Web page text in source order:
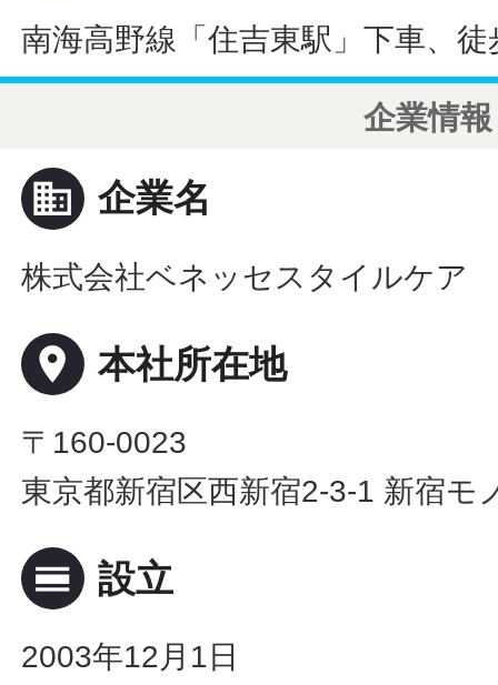
南海高野線「住吉東駅」下車、
企業情報
business 企業名
株式会社ベネッセスタイルケア
place 本社所在地
〒160-0023
東京都新宿区西新宿2-3-1 新宿モ
calendar_view_day 設立
2003年12月1日